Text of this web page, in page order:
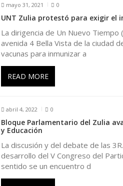
mayo 31, 2021 0
UNT Zulia protestó para exigir el
La dirigencia de Un Nuevo
avenida 4 Bella Vista de la ciudad
vacunas para inmunizar a
READ MORE
abril 4, 2022 0
Bloque Parlamentario del Zulia
y Educación
La discusión y del debate de las
desarrollo del V Congreso del
sentido se un encuentro d